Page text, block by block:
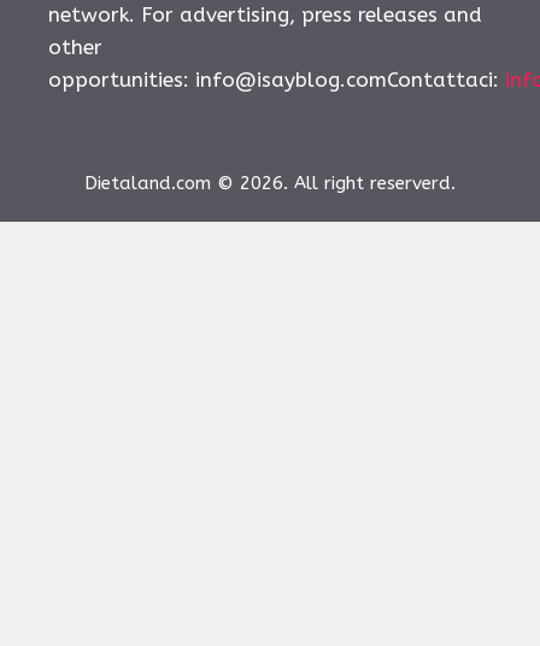
network. For advertising, press releases and
other
opportunities: info@isayblog.comContattaci:
Dietaland.com © 2026. All right reserverd.